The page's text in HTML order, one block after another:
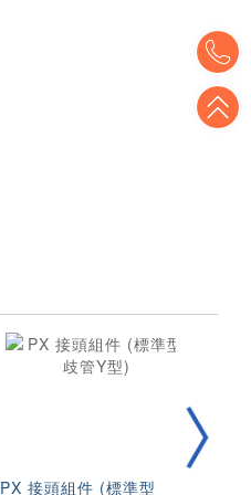
PX 接頭組件 (標準型